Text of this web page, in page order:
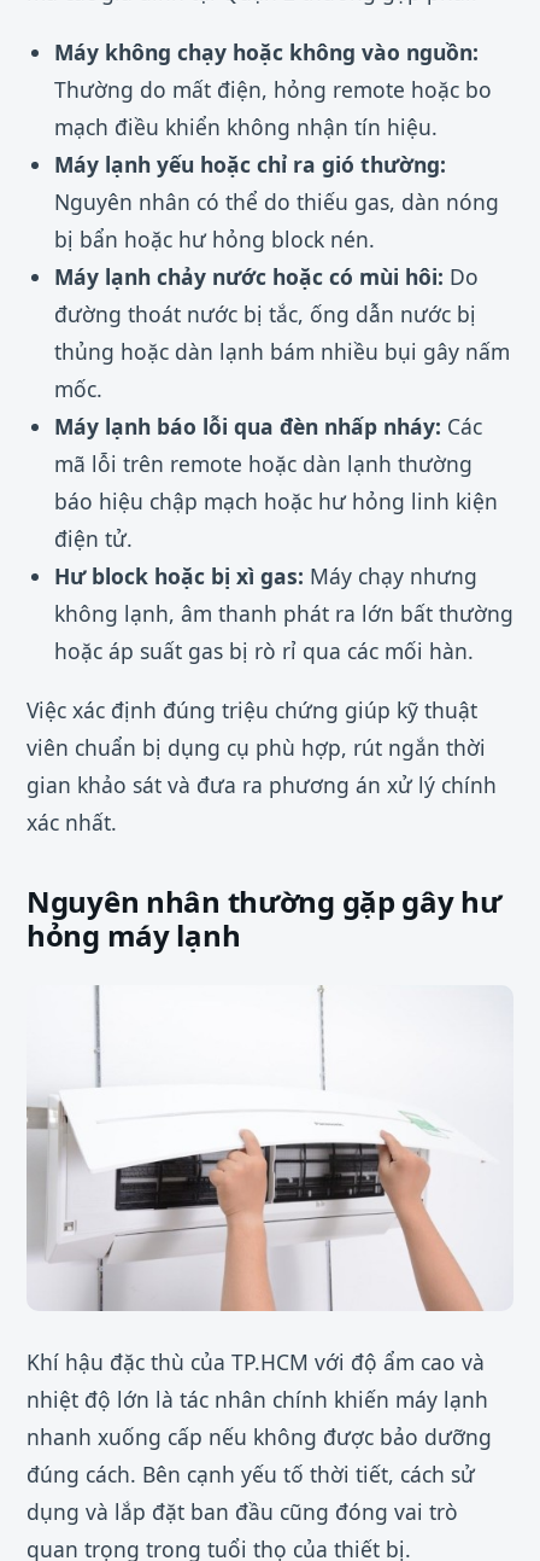
Máy không chạy hoặc không vào nguồn:
Thường do mất điện, hỏng remote hoặc bo
mạch điều khiển không nhận tín hiệu.
Máy lạnh yếu hoặc chỉ ra gió thường:
Nguyên nhân có thể do thiếu gas, dàn nóng
bị bẩn hoặc hư hỏng block nén.
Máy lạnh chảy nước hoặc có mùi hôi: Do
đường thoát nước bị tắc, ống dẫn nước bị
thủng hoặc dàn lạnh bám nhiều bụi gây nấm
mốc.
Máy lạnh báo lỗi qua đèn nhấp nháy: Các
mã lỗi trên remote hoặc dàn lạnh thường
báo hiệu chập mạch hoặc hư hỏng linh kiện
điện tử.
Hư block hoặc bị xì gas: Máy chạy nhưng
không lạnh, âm thanh phát ra lớn bất thường
hoặc áp suất gas bị rò rỉ qua các mối hàn.
Việc xác định đúng triệu chứng giúp kỹ thuật
viên chuẩn bị dụng cụ phù hợp, rút ngắn thời
gian khảo sát và đưa ra phương án xử lý chính
xác nhất.
Nguyên nhân thường gặp gây hư
hỏng máy lạnh
Khí hậu đặc thù của TP.HCM với độ ẩm cao và
nhiệt độ lớn là tác nhân chính khiến máy lạnh
nhanh xuống cấp nếu không được bảo dưỡng
đúng cách. Bên cạnh yếu tố thời tiết, cách sử
dụng và lắp đặt ban đầu cũng đóng vai trò
quan trọng trong tuổi thọ của thiết bị.